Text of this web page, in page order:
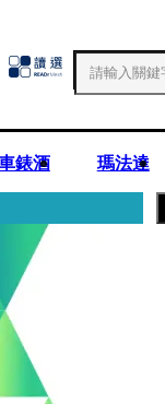
錶酒 瑪法達